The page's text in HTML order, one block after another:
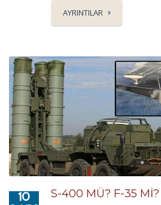
AYRINTILAR
10 S-400 MÜ? F-35 Mİ?